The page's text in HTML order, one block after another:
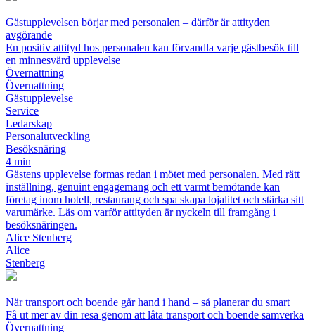
Gästupplevelsen börjar med personalen – därför är attityden
avgörande
En positiv attityd hos personalen kan förvandla varje gästbesök till
en minnesvärd upplevelse
Övernattning
Övernattning
Gästupplevelse
Service
Ledarskap
Personalutveckling
Besöksnäring
4 min
Gästens upplevelse formas redan i mötet med personalen. Med rätt
inställning, genuint engagemang och ett varmt bemötande kan
företag inom hotell, restaurang och spa skapa lojalitet och stärka sitt
varumärke. Läs om varför attityden är nyckeln till framgång i
besöksnäringen.
Alice Stenberg
Alice
Stenberg
När transport och boende går hand i hand – så planerar du smart
Få ut mer av din resa genom att låta transport och boende samverka
Övernattning